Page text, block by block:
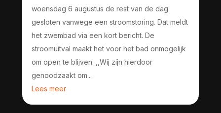
woensdag 6 augustus de rest van de dag
gesloten vanwege een stroomstoring. Dat meldt
het zwembad via een kort bericht. De
stroomuitval maakt het voor het bad onmogelijk
om open te blijven. ,,Wij zijn hierdoor
genoodzaakt om...
Lees meer